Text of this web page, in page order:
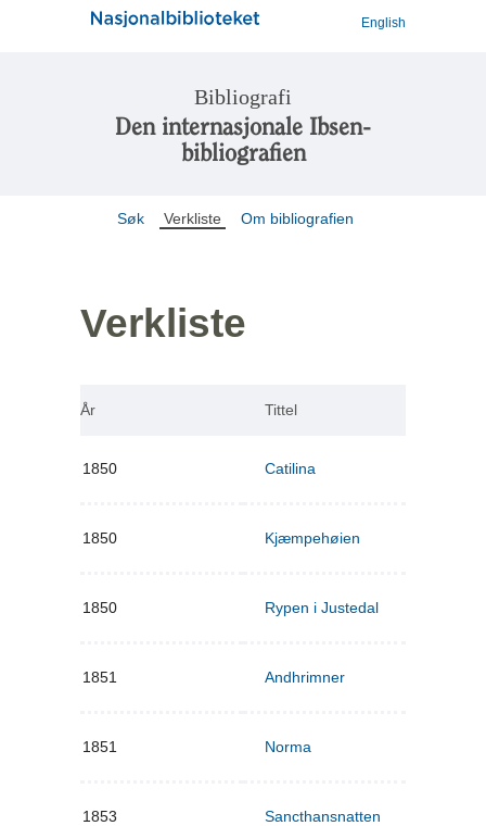
English
Bibliografi
Den internasjonale Ibsen-
bibliografien
Søk Verkliste Om bibliografien
Verkliste
År Tittel
1850 Catilina
1850 Kjæmpehøien
1850 Rypen i Justedal
1851 Andhrimner
1851 Norma
1853 Sancthansnatten